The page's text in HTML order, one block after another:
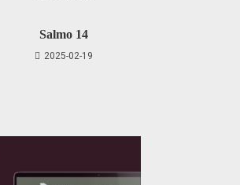
Salmo 14
2025-02-19